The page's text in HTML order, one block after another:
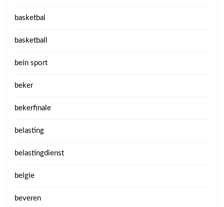
basketbal
basketball
bein sport
beker
bekerfinale
belasting
belastingdienst
belgie
beveren